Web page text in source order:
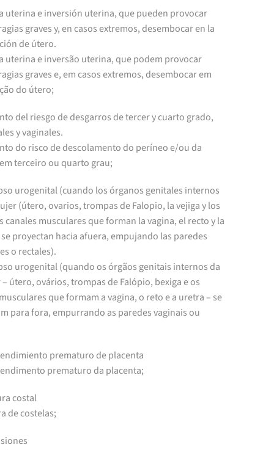
uterina e inversión uterina, que pueden provocar
graves y, en casos extremos, desembocar en la
de útero.
uterina e inversão uterina, que podem provocar
graves e, em casos extremos, desembocar em
do útero;
del riesgo de desgarros de tercer y cuarto grado,
y vaginales.
do risco de descolamento do períneo e/ou da
terceiro ou quarto grau;
urogenital (cuando los órganos genitales internos
(útero, ovarios, trompas de Falopio, la vejiga y los
canales musculares que forman la vagina, el recto y la
proyectan hacia afuera, empujando las paredes
o rectales).
urogenital (quando os órgãos genitais internos da
útero, ovários, trompas de Falópio, bexiga e os
que formam a vagina, o reto e a uretra – se
para fora, empurrando as paredes vaginais ou
prematuro de placenta
prematuro da placenta;
costal
de costelas;